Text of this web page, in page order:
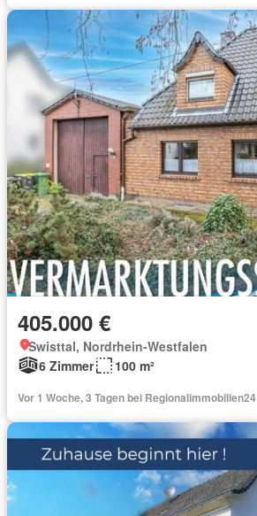
405.000 €
Swisttal, Nordrhein-Westfalen
6 Zimmer
100 m²
Vor 1 Woche, 3 Tagen bei Regionalimmobilien24